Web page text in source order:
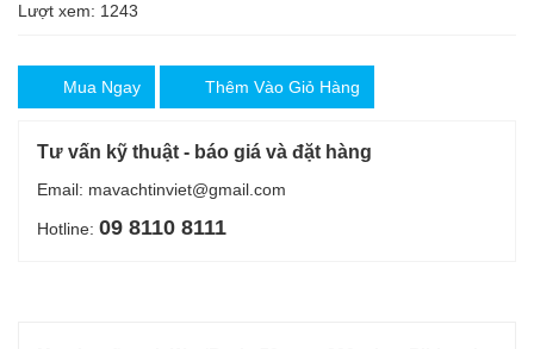
Lượt xem: 1243
Mua Ngay Thêm Vào Giỏ Hàng
Tư vấn kỹ thuật - báo giá và đặt hàng
Email: mavachtinviet@gmail.com
Hotline: 09 8110 8111